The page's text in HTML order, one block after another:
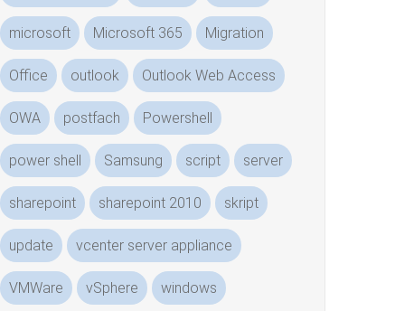
microsoft Microsoft 365 Migration
Office outlook Outlook Web Access
OWA postfach Powershell
power shell Samsung script server
sharepoint sharepoint 2010 skript
update vcenter server appliance
VMWare vSphere windows